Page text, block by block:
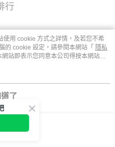
行
使用 cookie 方式之詳情，及若您不希
的 cookie 設定，請參閱本網站「 隱私
站即表示您同意本公司得按本網站使
了